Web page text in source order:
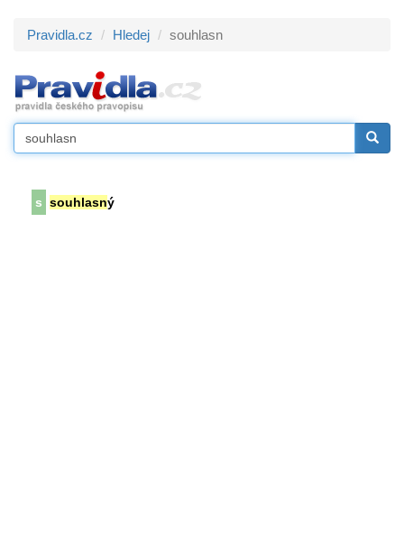
Pravidla.cz Hledej souhlasn
s souhlasný